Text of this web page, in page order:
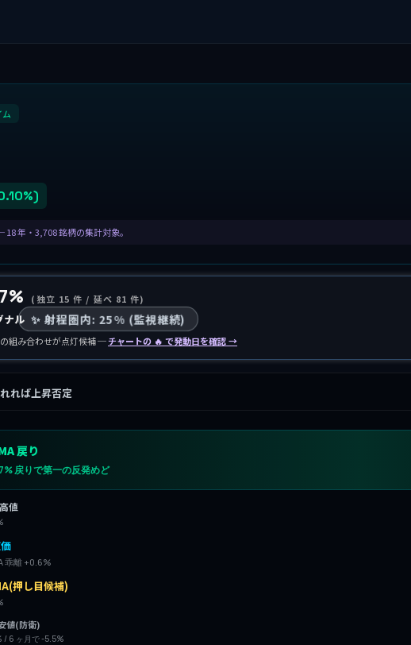
ム
18 年・3,708 銘柄の集計対象。
(独立 15 件 / 延べ 81 件)
ナル ✨ 射程圏内: 25% (監視継続)
の組み合わせが点灯候補 ─チャートの 🔥 で発動日を確認 →
れば上昇否定
戻り
戻りで第一の反発めど
値
乖離 +0.6%
押し目候補)
値(防衛)
/ 6 ヶ月で -5.5%